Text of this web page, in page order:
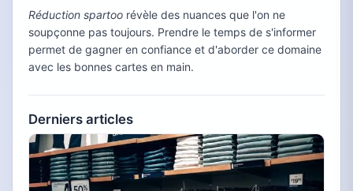
Réduction spartoo révèle des nuances que l'on ne
soupçonne pas toujours. Prendre le temps de s'informer
permet de gagner en confiance et d'aborder ce domaine
avec les bonnes cartes en main.
Derniers articles